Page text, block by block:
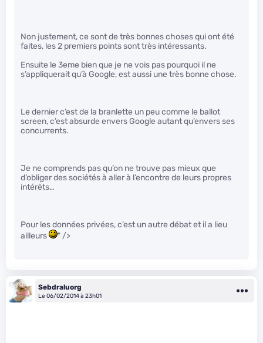
Non justement, ce sont de très bonnes choses qui ont été
faites, les 2 premiers points sont très intéressants.
Ensuite le 3eme bien que je ne vois pas pourquoi il ne
s’appliquerait qu’à Google, est aussi une très bonne chose.
Le dernier c’est de la branlette un peu comme le ballot
screen, c’est absurde envers Google autant qu’envers ses
concurrents.
Je ne comprends pas qu’on ne trouve pas mieux que
d’obliger des sociétés à aller à l’encontre de leurs propres
intérêts…
Pour les données privées, c’est un autre débat et il a lieu
ailleurs
" />
Sebdraluorg
Le 06/02/2014 à 23h01